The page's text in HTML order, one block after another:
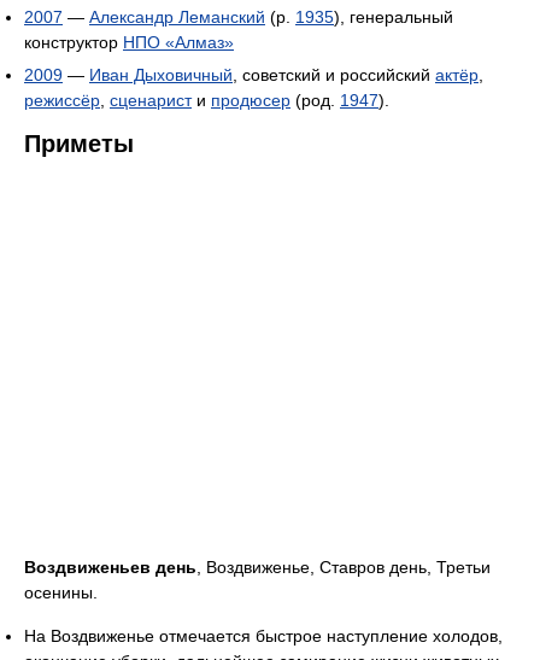
2007 — Александр Леманский (р. 1935), генеральный
конструктор НПО «Алмаз»
2009 — Иван Дыховичный , советский и российский актёр
режиссёр сценаристи продюсер (род. 1947).
Приметы
Воздвиженьев день , Воздвиженье, Ставров день, Третьи
осенины.
На Воздвиженье отмечается быстрое наступление холодов,